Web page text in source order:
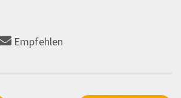
Empfehlen